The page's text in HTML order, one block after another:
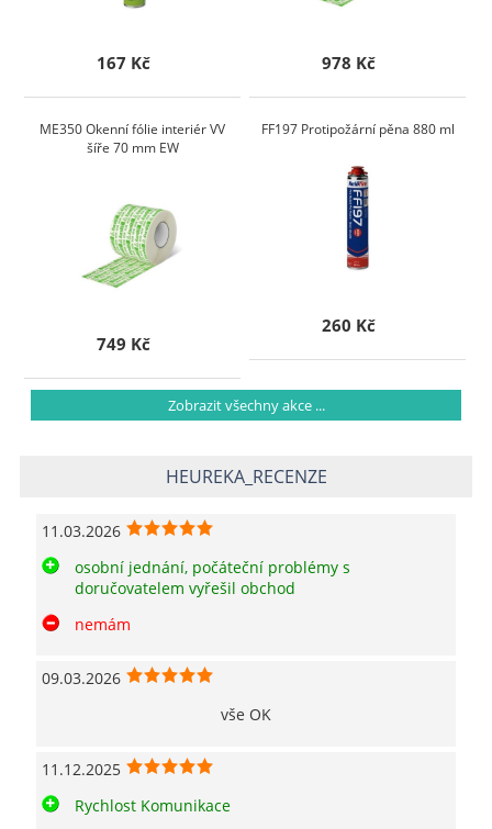
167 Kč 978 Kč
ME350 Okenní fólie interiér VV
šíře 70 mm EW
749 Kč
FF197 Protipožární pěna 880 ml
260 Kč
Zobrazit všechny akce ...
HEUREKA_RECENZE
11.03.2026
osobní jednání, počáteční problémy s
doručovatelem vyřešil obchod
nemám
09.03.2026
vše OK
11.12.2025
Rychlost Komunikace